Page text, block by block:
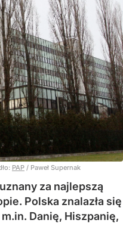
PAP / Paweł Supernak
za najlepszą
Polska znalazła się
Danię, Hiszpanię,